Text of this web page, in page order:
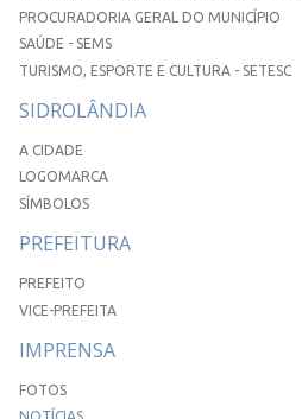
PROCURADORIA GERAL DO MUNICÍPIO
SAÚDE - SEMS
TURISMO, ESPORTE E CULTURA - SETESC
SIDROLÂNDIA
A CIDADE
LOGOMARCA
SÍMBOLOS
PREFEITURA
PREFEITO
VICE-PREFEITA
IMPRENSA
FOTOS